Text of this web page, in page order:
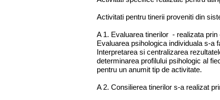
Activitati pentru tinerii proveniti din
A 1. Evaluarea tinerilor - realizata
Evaluarea psihologica individuala s-a
Interpretarea si centralizarea
determinarea profilului psihologic al
pentru un anumit tip de activitate.
A 2. Consilierea tinerilor s-a realizat